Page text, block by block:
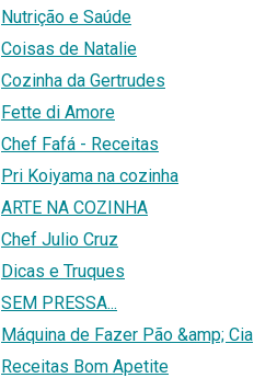
Nutrição e Saúde
Coisas de Natalie
Cozinha da Gertrudes
Fette di Amore
Chef Fafá - Receitas
Pri Koiyama na cozinha
ARTE NA COZINHA
Chef Julio Cruz
Dicas e Truques
SEM PRESSA...
Máquina de Fazer Pão &amp; Cia
Receitas Bom Apetite